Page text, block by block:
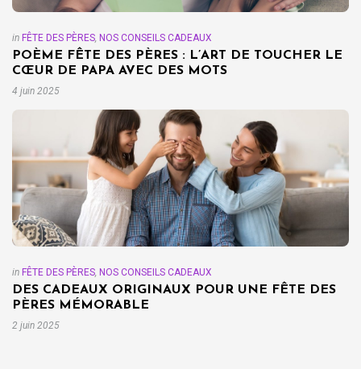
in FÊTE DES PÈRES NOS CONSEILS CADEAUX
POÈME FÊTE DES PÈRES : L’ART DE TOUCHER LE
CŒUR DE PAPA AVEC DES MOTS
4 juin 2025
in FÊTE DES PÈRES NOS CONSEILS CADEAUX
DES CADEAUX ORIGINAUX POUR UNE FÊTE DES
PÈRES MÉMORABLE
2 juin 2025